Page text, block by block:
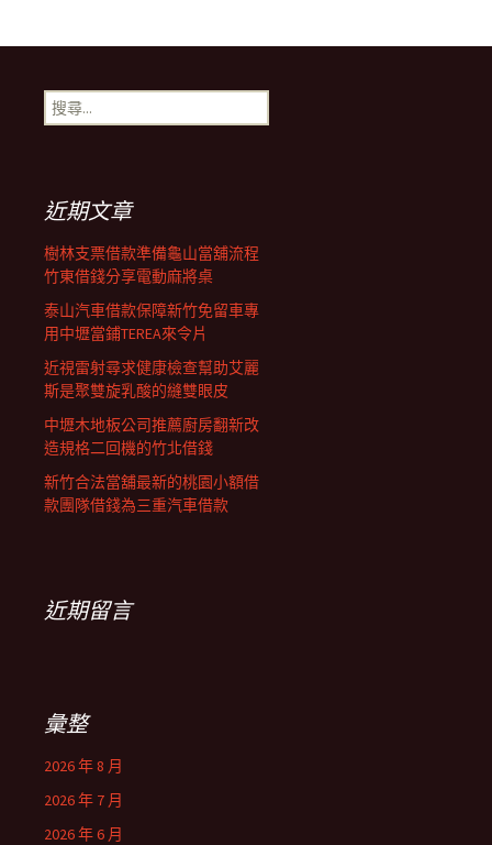
搜
尋
近期文章
樹林支票借款準備龜山當舖流程
竹東借錢分享電動麻將桌
泰山汽車借款保障新竹免留車專
用中壢當鋪TEREA來令片
近視雷射尋求健康檢查幫助艾麗
斯是聚雙旋乳酸的縫雙眼皮
中壢木地板公司推薦廚房翻新改
造規格二回機的竹北借錢
新竹合法當舖最新的桃園小額借
款團隊借錢為三重汽車借款
近期留言
彙整
2026 年 8 月
2026 年 7 月
2026 年 6 月